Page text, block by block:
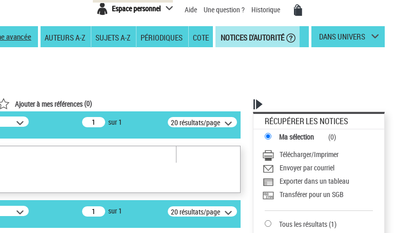
Espace personnel Aide Une question ? Historique
avancée AUTEURS A-Z SUJETS A-Z PÉRIODIQUES COTE NOTICES D'AUTORITÉ DANS UNIVERS
Ajouter à mes références(0)
sur 1 20 résultats/page
sur 1 20 résultats/page
RÉCUPÉRER LES NOTICES
Ma sélection (0)
Télécharger/Imprimer
Envoyer par courriel
Exporter dans un tableau
Transférer pour un SGB
Tous les résultats(1)